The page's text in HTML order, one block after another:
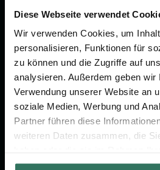
Diese Webseite verwendet
Wir verwenden Cookies, um
personalisieren, Funktionen für
zu können und die Zugriffe auf
analysieren. Außerdem geben
Verwendung unserer Website an
soziale Medien, Werbung und
Partner führen diese
weiteren Daten zusammen, die
gesammelt haben.
Jetzt beraten
FÜR SIE
Vergleich
Ratgeber
Verzeichnis
FÜR